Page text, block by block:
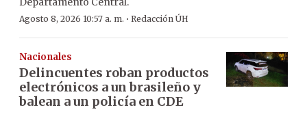
Agosto 8, 2026 10:57 a. m. · Redacción ÚH
Nacionales
Delincuentes roban productos
electrónicos a un brasileño y
balean a un policía en CDE